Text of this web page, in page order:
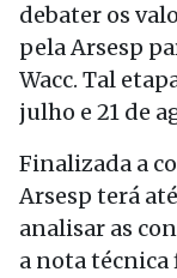
debater os
pela Arsesp
Wacc. Tal
julho e 21 de
Finalizada a
Arsesp terá
analisar as
a nota